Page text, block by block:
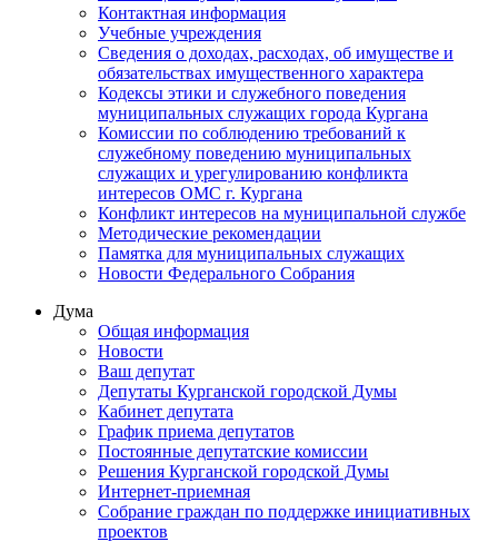
Контактная информация
Учебные учреждения
Сведения о доходах, расходах, об имуществе и
обязательствах имущественного характера
Кодексы этики и служебного поведения
муниципальных служащих города Кургана
Комиссии по соблюдению требований к
служебному поведению муниципальных
служащих и урегулированию конфликта
интересов ОМС г. Кургана
Конфликт интересов на муниципальной службе
Методические рекомендации
Памятка для муниципальных служащих
Новости Федерального Cобрания
Дума
Общая информация
Новости
Ваш депутат
Депутаты Курганской городской Думы
Кабинет депутата
График приема депутатов
Постоянные депутатские комиссии
Решения Курганской городской Думы
Интернет-приемная
Собрание граждан по поддержке инициативных
проектов